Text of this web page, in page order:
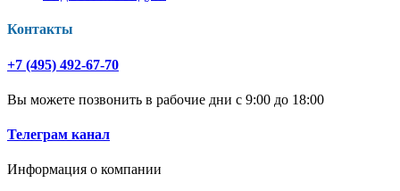
Контакты
+7 (495) 492-67-70
Вы можете позвонить в рабочие дни с 9:00 до 18:00
Телеграм канал
Информация о компании